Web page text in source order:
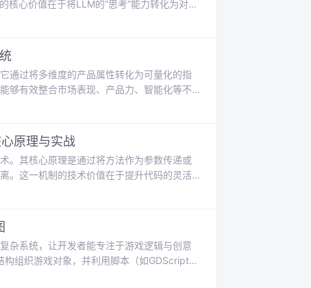
心价值在于将LLM的“思考”能力转化为对物
于构建一个可靠的“感知-规划-执行-观察”闭
动
通过将多维度的产品属性转化为可量化的指
够有效整合市场表现、产品力、智能化等不
字洞察，广泛应用于市场分析、产品定位和
指标**等核心概念，最终
原理与实战
。其核心原理是通过将方法作为参数传递或
。这一机制的技术价值在于提升代码的灵活
作为类型安全的函数指针，为回调提供了标
等场景。本文深入探讨了C#委托与事
杂系统，让开发者能专注于游戏逻辑与创意
组织游戏对象，并利用脚本（如GDScript）
迭代。在众多选择中，Godot以其轻量、跨平